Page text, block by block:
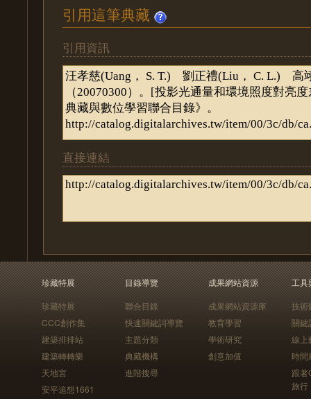
引用這筆典藏
引用資訊
直接連結
珍藏特展
珍藏特展
CCC創作集
建築排排站
建築轉轉樂
天地宮
安平追想1661
目錄導覽
聯合目錄
快速關鍵詞導覽
主題分類
典藏機構
進階搜尋
成果網站資源
成果網站資源庫
教育學習
學術研究
創意加值
工具
技術
關鍵
線上
時間
跟
旅行